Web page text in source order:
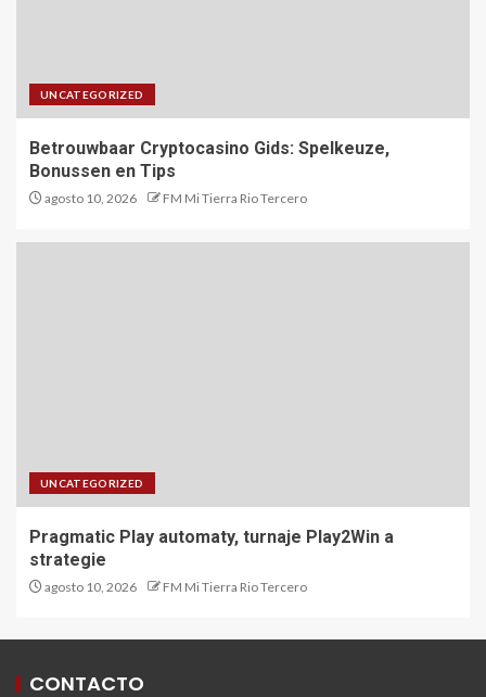
UNCATEGORIZED
Betrouwbaar Cryptocasino Gids: Spelkeuze,
Bonussen en Tips
agosto 10, 2026 FM Mi Tierra Rio Tercero
UNCATEGORIZED
Pragmatic Play automaty, turnaje Play2Win a
strategie
agosto 10, 2026 FM Mi Tierra Rio Tercero
CONTACTO